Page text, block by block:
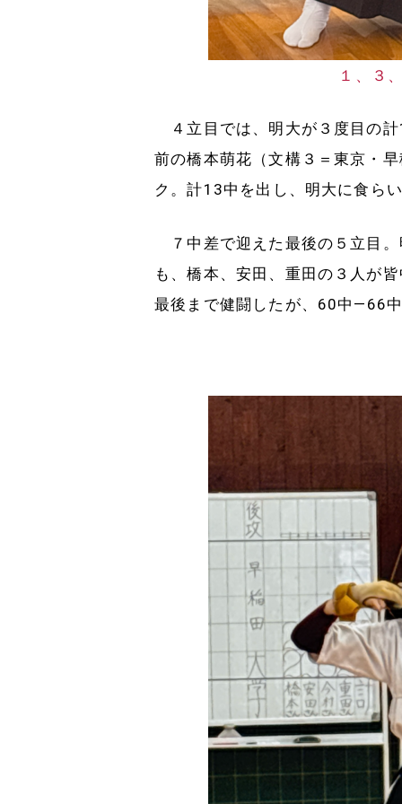
１、３
４立目では、明大が３度目の
前の橋本萌花（文構３＝東京・
ク。計13中を出し、明大に食ら
７中差で迎えた最後の５立目
も、橋本、安田、重田の３人が
最後まで健闘したが、60中―66